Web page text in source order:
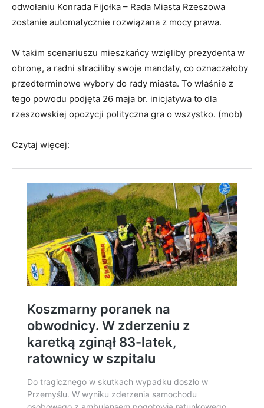
odwołaniu Konrada Fijołka – Rada Miasta Rzeszowa
zostanie automatycznie rozwiązana z mocy prawa.
W takim scenariuszu mieszkańcy wzięliby prezydenta w
obronę, a radni straciliby swoje mandaty, co oznaczałoby
przedterminowe wybory do rady miasta. To właśnie z
tego powodu podjęta 26 maja br. inicjatywa to dla
rzeszowskiej opozycji polityczna gra o wszystko. (mob)
Czytaj więcej: